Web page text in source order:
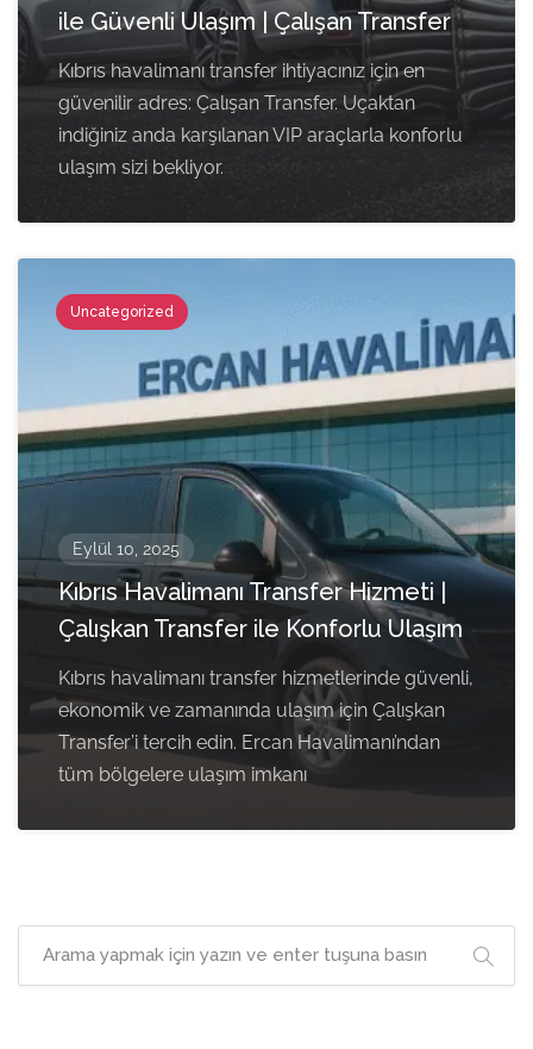
ile Güvenli Ulaşım | Çalışan Transfer
Kıbrıs havalimanı transfer ihtiyacınız için en
güvenilir adres: Çalışan Transfer. Uçaktan
indiğiniz anda karşılanan VIP araçlarla konforlu
ulaşım sizi bekliyor.
Uncategorized
Eylül 10, 2025
Kıbrıs Havalimanı Transfer Hizmeti |
Çalışkan Transfer ile Konforlu Ulaşım
Kıbrıs havalimanı transfer hizmetlerinde güvenli,
ekonomik ve zamanında ulaşım için Çalışkan
Transfer’i tercih edin. Ercan Havalimanı’ndan
tüm bölgelere ulaşım imkanı